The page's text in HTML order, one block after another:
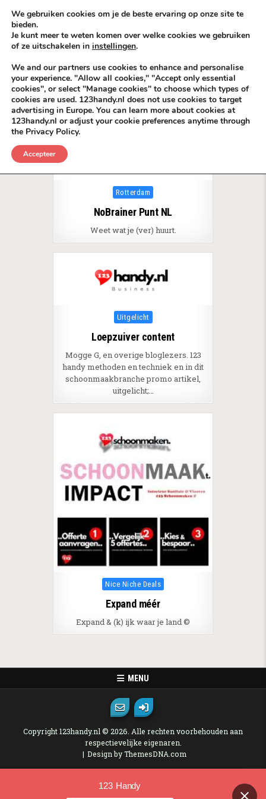
KEEP ICT CLEAN
VÓÓR MÉÉR IN EIGEN ZZPBELANG ®
Tag:Van zzpBaas naar onderneming
Posted in
Rotterdam
NoBrainer Punt NL
Weet wat je (ver) huurt.
Posted in
Uitgelicht
Loepzuiver content
Mogge G, en overige bloglezers. 123
handy methoden en techniek en in dit
schoonmaakbranche promo artikel,
uitgelicht;…
Posted in
Nice Niche Deals
Expand méér
Expand & (k) ijk waar je land ©
MENU
Copyright 123handy.nl © 2026. Alle rechten voorbehouden aan
respectievelijke eigenaren.
Design by ThemesDNA.com
123 Handy
We gebruiken cookies om je de beste ervaring op onze site te
bieden.
Je kunt meer te weten komen over welke cookies we gebruiken
of ze uitschakelen in instellingen.
We and our partners use cookies to enhance and personalise
your experience. "Allow all cookies," "Accept only essential
cookies", or select "Manage cookies" to choose which types of
cookies are used. 123handy.nl does not use cookies to target
advertising in Europe. You can learn more about cookies at
123handy.nl or adjust your cookie preferences anytime through
the Privacy Policy.
Accepteer